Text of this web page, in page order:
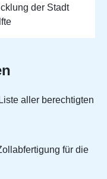
der Stadt
aller berechtigten
für die